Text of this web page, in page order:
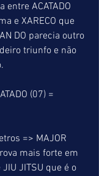
ACATADO
e XARECO que
DO parecia outro
triunfo e não
(07) =
=> MAJOR
mais forte em
JITSU que é o